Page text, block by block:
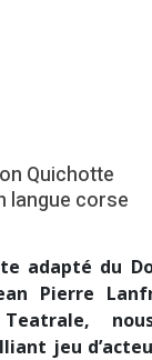
des
et sur
siècles ont
ou qui ont
les injustices